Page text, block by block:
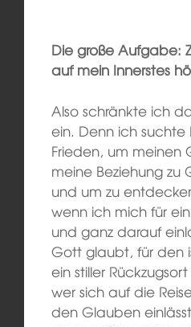
Die große Aufgabe:
auf mein Innerstes
Also schränkte ich
ein. Denn ich suchte
Frieden, um meinen
meine Beziehung zu
und um zu
wenn ich mich für
und ganz darauf
Gott glaubt, für den
ein stiller
wer sich auf die
den Glauben